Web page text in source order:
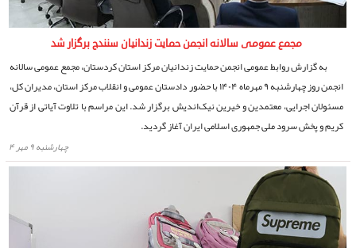
مجمع عمومی سالانه انجمن حمایت زندانیان سنندج برگزار شد
به گزارش روابط عمومی انجمن حمایت زندانیان مرکز استان کردستان، مجمع عمومی سالانه
انجمن روز چهارشنبه ۹ مهرماه ۱۴۰۴ با حضور دادستان عمومی و انقلاب مرکز استان، مدیران کل،
مسئولان اجرایی، معتمدین و خیرین نیک‌اندیش برگزار شد. این مراسم با تلاوت آیاتی از قرآن
کریم و پخش سرود ملی جمهوری اسلامی ایران آغاز گردید.
چهارشنبه ۹ مهر ۴